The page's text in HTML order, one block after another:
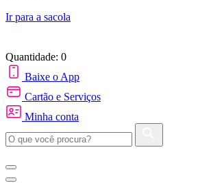
Ir para a sacola
Quantidade: 0
Baixe o App
Cartão e Serviços
Minha conta